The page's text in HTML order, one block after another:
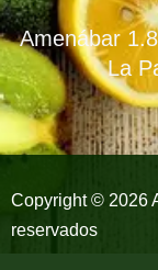
b
o
o
k
-
Amenábar
La
Copyright © 2026
reservados